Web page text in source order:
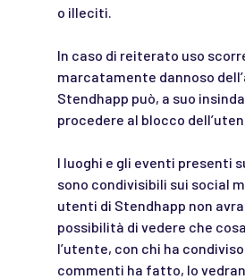
o illeciti.
In caso di reiterato uso
marcatamente dannoso
Stendhapp può, a suo
procedere al blocco
I luoghi e gli eventi presenti
sono condivisibili sui social
utenti di Stendhapp non
possibilità di vedere che
l’utente, con chi ha
commenti ha fatto, lo